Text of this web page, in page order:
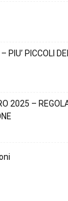
PIU’ PICCOLI
2025 –